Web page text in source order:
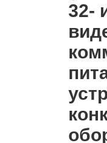
32-